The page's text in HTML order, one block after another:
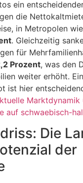
ein
die
in Metropolen
. Gleichzeitig
für
Prozent, was den
weiter erhöht.
ist hier
Marktdynamik
auf schwaebisch-
Die
der